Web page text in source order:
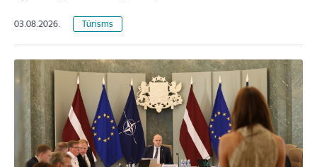
03.08.2026. Tūrisms